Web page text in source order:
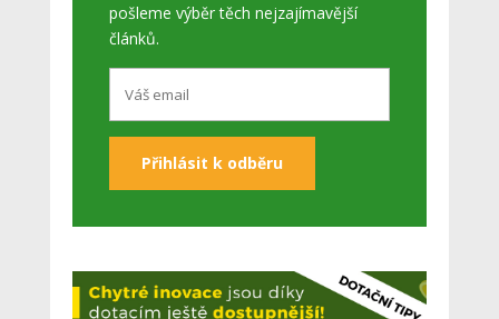
pošleme výběr těch nejzajímavější
článků.